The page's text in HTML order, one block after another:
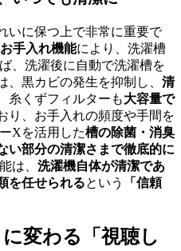
いに保つ上で非常に重要で
手入れ機能により、洗濯槽
、洗濯後に自動で洗濯槽を
、黒カビの発生を抑制し、 清
糸くずフィルターも大容量で
り、お手入れの頻度や手間を
Xを活用した槽の除菌・消臭
い部分の清潔さまで徹底的に
は、 洗濯機自体が清潔であ
を任せられるという
「信頼
変わる「視聴し